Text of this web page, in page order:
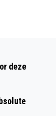
deze